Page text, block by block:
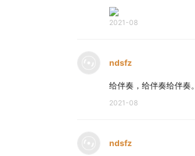
2021-08
ndsfz
给伴奏，给伴奏给伴奏。
2021-08
ndsfz